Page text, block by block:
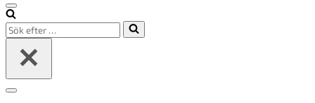
Navigeringsmeny
Sök
efter
Navigeringsmeny